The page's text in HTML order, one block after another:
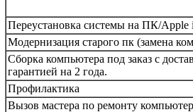
Переустановка системы на ПК/Apple
Модернизация старого пк (замена
Сборка компьютера под заказ с
гарантией на 2 года.
Профилактика
Вызов мастера по ремонту